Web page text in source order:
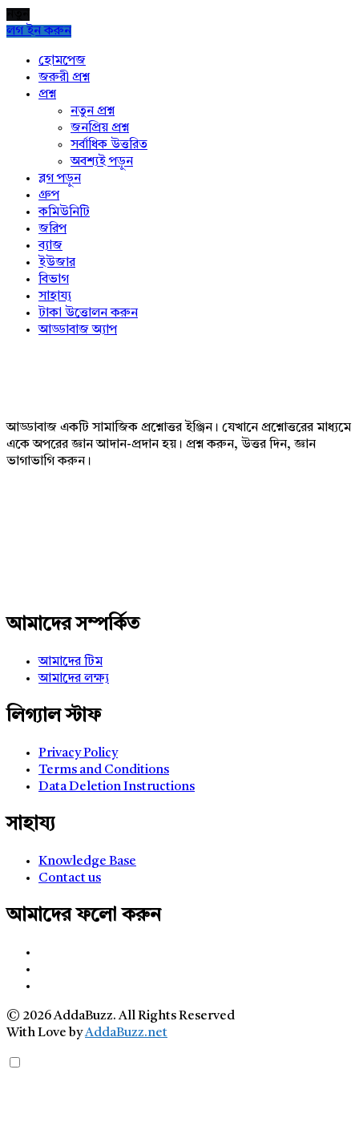
লগ ইন করুন
Exploreহোমপেজ
জরুরী প্রশ্ন
প্রশ্ন
নতুন প্রশ্ন
জনপ্রিয় প্রশ্ন
সর্বাধিক উত্তরিত
অবশ্যই পড়ুন
ব্লগ পড়ুন
গ্রুপ
কমিউনিটি
জরিপ
ব্যাজ
ইউজার
বিভাগ
সাহায্য
টাকা উত্তোলন করুন
আড্ডাবাজ অ্যাপ
আড্ডাবাজ একটি সামাজিক প্রশ্নোত্তর ইঞ্জিন। যেখানে প্রশ্নোত্তরের মাধ্যমে
একে অপরের জ্ঞান আদান-প্রদান হয়। প্রশ্ন করুন, উত্তর দিন, জ্ঞান
ভাগাভাগি করুন।
আমাদের সম্পর্কিত
আমাদের টিম
আমাদের লক্ষ্য
লিগ্যাল স্টাফ
Privacy Policy
Terms and Conditions
Data Deletion Instructions
সাহায্য
Knowledge Base
Contact us
আমাদের ফলো করুন
© 2026 AddaBuzz. All Rights Reserved
With Love byAddaBuzz.net